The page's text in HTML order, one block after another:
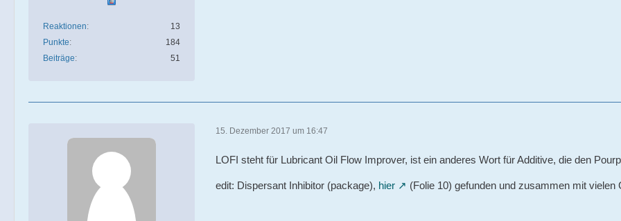
Reaktionen
13
Punkte
184
Beiträge
51
15. Dezember 2017 um 16:47
LOFI steht für Lubricant Oil Flow Improver, ist ein anderes Wort für Additive, die den
edit: Dispersant Inhibitor (package), hier (Folie 10) gefunden und zusammen mit vielen